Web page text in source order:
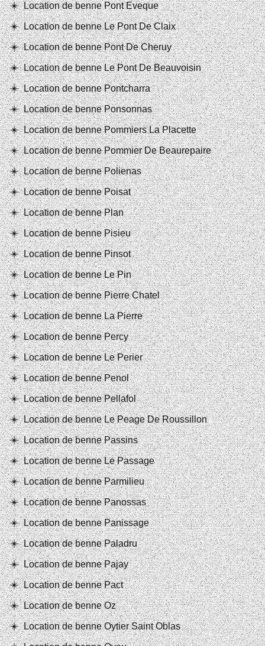
Location de benne Pont Eveque
Location de benne Le Pont De Claix
Location de benne Pont De Cheruy
Location de benne Le Pont De Beauvoisin
Location de benne Pontcharra
Location de benne Ponsonnas
Location de benne Pommiers La Placette
Location de benne Pommier De Beaurepaire
Location de benne Polienas
Location de benne Poisat
Location de benne Plan
Location de benne Pisieu
Location de benne Pinsot
Location de benne Le Pin
Location de benne Pierre Chatel
Location de benne La Pierre
Location de benne Percy
Location de benne Le Perier
Location de benne Penol
Location de benne Pellafol
Location de benne Le Peage De Roussillon
Location de benne Passins
Location de benne Le Passage
Location de benne Parmilieu
Location de benne Panossas
Location de benne Panissage
Location de benne Paladru
Location de benne Pajay
Location de benne Pact
Location de benne Oz
Location de benne Oytier Saint Oblas